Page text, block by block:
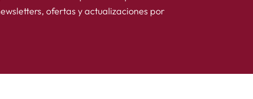
ofertas y actualizaciones por